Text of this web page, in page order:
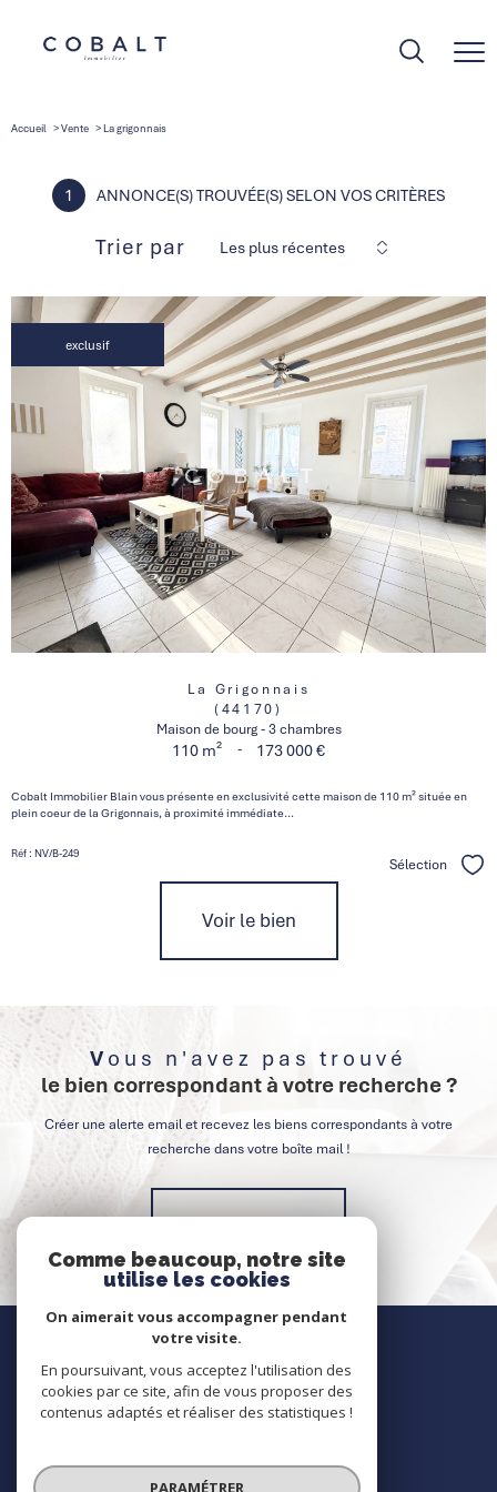
Accueil Vente La grigonnais
1 ANNONCE(S) TROUVÉE(S) SELON VOS CRITÈRES
Trier par Les plus récentes
exclusif
La Grigonnais
(44170)
Maison de bourg - 3 chambres
110 m² - 173 000 €
Cobalt Immobilier Blain vous présente en exclusivité cette maison de 110 m² située en
plein coeur de la Grigonnais, à proximité immédiate...
Réf : NV/B-249
Sélection
Voir le bien
Vous n'avez pas trouvé
le bien correspondant à votre recherche ?
Créer une alerte email et recevez les biens correspondants à votre
recherche dans votre boîte mail !
Nous contacter
Contact
Nous suivre
Comme beaucoup, notre site
utilise les cookies
On aimerait vous accompagner pendant
votre visite.
En poursuivant, vous acceptez l'utilisation des
cookies par ce site, afin de vous proposer des
contenus adaptés et réaliser des statistiques !
PARAMÉTRER